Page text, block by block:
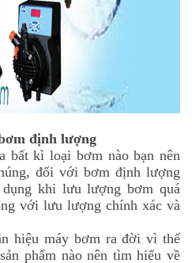
định lượng
bất kì loại bơm nào bạn nên
đối với bơm định lượng
khi lưu lượng bơm quá
với lưu lượng chính xác và
hiệu máy bơm ra đời vì thế
phẩm nào nên tìm hiểu về